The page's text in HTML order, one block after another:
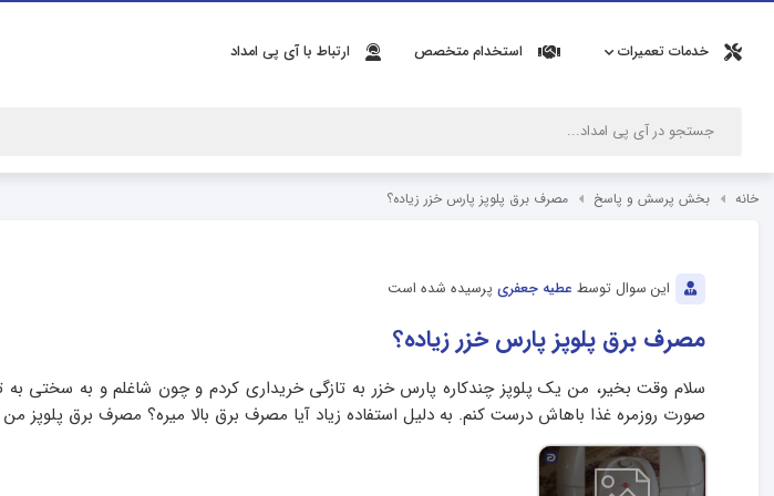
خدمات تعمیرات استخدام متخصص ارتباط با آی پی امداد
خانه بخش پرسش و پاسخ مصرف برق پلوپز پارس خزر زیاده؟
این سوال توسط عطیه جعفری پرسیده شده است
مصرف برق پلوپز پارس خزر زیاده؟
سلام وقت بخیر، من یک پلوپز چندکاره پارس خزر به تازگی خریداری کردم و چون شاغلم و به سختی به
صورت روزمره غذا باهاش درست کنم. به دلیل استفاده زیاد آیا مصرف برق بالا میره؟ مصرف برق پلوپز